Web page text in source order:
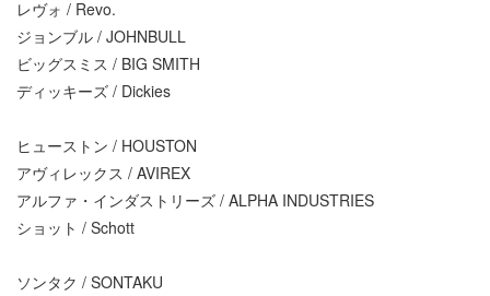
レヴォ / Revo.
ジョンブル / JOHNBULL
ビッグスミス / BIG SMITH
ディッキーズ / Dickies
ヒューストン / HOUSTON
アヴィレックス / AVIREX
アルファ・インダストリーズ / ALPHA INDUSTRIES
ショット / Schott
ソンタク / SONTAKU